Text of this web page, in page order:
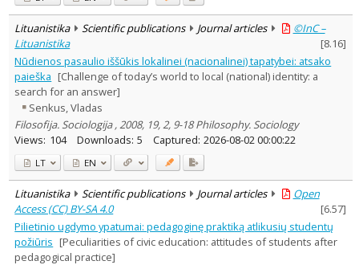
Lituanistika Scientific publications Journal articles
©InC –
Lituanistika
[8.16]
Nūdienos pasaulio iššūkis lokalinei (nacionalinei) tapatybei: atsako
paieška [Challenge of today’s world to local (national) identity: a
search for an answer]
Senkus, Vladas
Filosofija. Sociologija , 2008, 19, 2, 9-18 Philosophy. Sociology
Views: 104 Downloads: 5 Captured: 2026-08-02 00:00:22
LT EN
Lituanistika Scientific publications Journal articles
Open
Access (CC) BY-SA 4.0
[6.57]
Pilietinio ugdymo ypatumai: pedagoginę praktiką atlikusių studentų
požiūris [Peculiarities of civic education: attitudes of students after
pedagogical practice]